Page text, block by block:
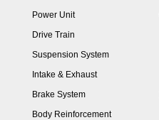
Power Unit
Drive Train
Suspension System
Intake & Exhaust
Brake System
Body Reinforcement